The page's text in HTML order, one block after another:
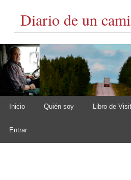
Diario de un
Main menu
Skip to content
Inicio Quién soy Libro de
Entrar